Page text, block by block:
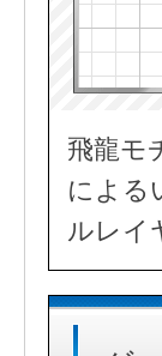
飛龍モ
による
ルレイ